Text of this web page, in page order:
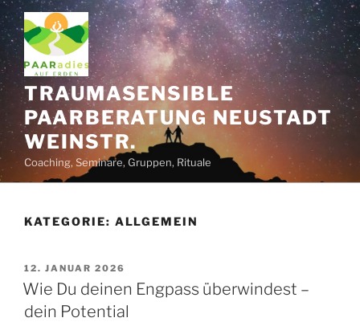
Zum
Inhalt
springen
TRAUMASENSIBLE
PAARBERATUNG NEUSTADT
WEINSTR.
Coaching, Seminare, Gruppen, Rituale
KATEGORIE: ALLGEMEIN
VERÖFFENTLICHT
AM
12. JANUAR 2026
Wie Du deinen Engpass überwindest –
dein Potential